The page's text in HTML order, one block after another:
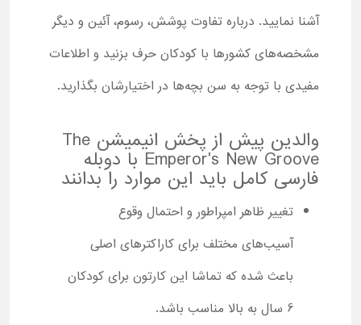
آشنا نمایید. درباره تفاوت پوشش، رسوم، آئین و دیگر
مشخصه‌های کشورها با کودکان حرف بزنید و اطلاعات
مفیدی با توجه به سن بچه‌ها در اختیارشان بگذارید.
والدین پیش از پخش انیمیشن The
Emperor's New Groove با دوبله
فارسی کامل باید این موارد را بدانند
تغییر ظاهر امپراطور و احتمال وقوع
آسیب‌های مختلف برای کاراکترهای اصلی
باعث شده که تماشا این کارتون برای کودکان
6 سال به بالا مناسب باشد.